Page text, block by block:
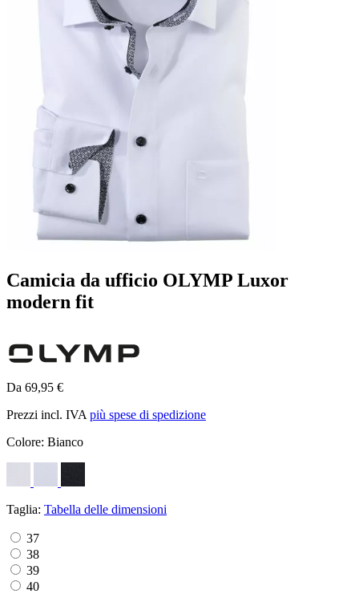
Camicia da ufficio OLYMP Luxor
modern fit
Da 69,95 €
Prezzi incl. IVA più spese di spedizione
Colore: Bianco
Taglia: Tabella delle dimensioni
37
38
39
40